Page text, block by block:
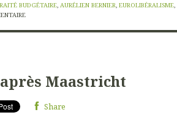
BUDGÉTAIRE,AURÉLIEN BERNIER,EUROLIBÉRALISME,
après Maastricht
Share